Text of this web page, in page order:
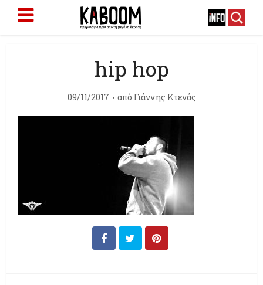
hip hop
09/11/2017 από Γιάννης Κτενάς